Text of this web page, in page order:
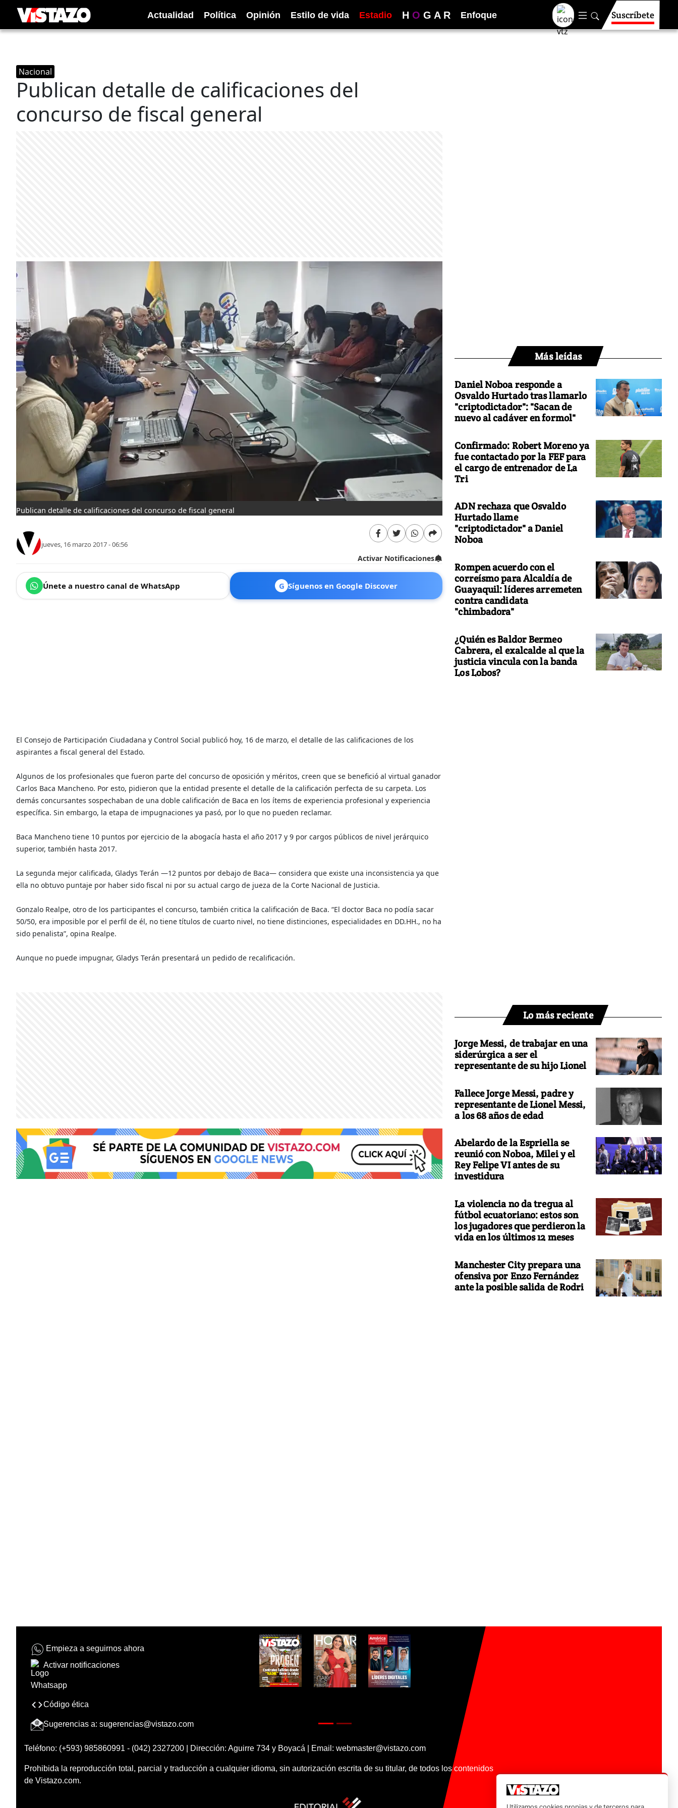
Actualidad Política Opinión Estilo de vida Estadio H O G A R Enfoque Suscríbete
Nacional
Publican detalle de calificaciones del
concurso de fiscal general
Publican detalle de calificaciones del concurso de fiscal general
jueves, 16 marzo 2017 - 06:56
Activar Notificaciones
Únete a nuestro canal de WhatsApp G Síguenos en Google Discover
El Consejo de Participación Ciudadana y Control Social publicó hoy, 16 de marzo, el detalle de las calificaciones de los
aspirantes a fiscal general del Estado.
Algunos de los profesionales que fueron parte del concurso de oposición y méritos, creen que se benefició al virtual ganador
Carlos Baca Mancheno. Por esto, pidieron que la entidad presente el detalle de la calificación perfecta de su carpeta. Los
demás concursantes sospechaban de una doble calificación de Baca en los ítems de experiencia profesional y experiencia
específica. Sin embargo, la etapa de impugnaciones ya pasó, por lo que no pueden reclamar.
Baca Mancheno tiene 10 puntos por ejercicio de la abogacía hasta el año 2017 y 9 por cargos públicos de nivel jerárquico
superior, también hasta 2017.
La segunda mejor calificada, Gladys Terán —12 puntos por debajo de Baca— considera que existe una inconsistencia ya que
ella no obtuvo puntaje por haber sido fiscal ni por su actual cargo de jueza de la Corte Nacional de Justicia.
Gonzalo Realpe, otro de los participantes el concurso, también critica la calificación de Baca. “El doctor Baca no podía sacar
50/50, era imposible por el perfil de él, no tiene títulos de cuarto nivel, no tiene distinciones, especialidades en DD.HH., no ha
sido penalista”, opina Realpe.
Aunque no puede impugnar, Gladys Terán presentará un pedido de recalificación.
Más leídas
Daniel Noboa responde a
Osvaldo Hurtado tras llamarlo
"criptodictador": "Sacan de
nuevo al cadáver en formol"
Confirmado: Robert Moreno ya
fue contactado por la FEF para
el cargo de entrenador de La
Tri
ADN rechaza que Osvaldo
Hurtado llame
"criptodictador" a Daniel
Noboa
Rompen acuerdo con el
correísmo para Alcaldía de
Guayaquil: líderes arremeten
contra candidata
"chimbadora"
¿Quién es Baldor Bermeo
Cabrera, el exalcalde al que la
justicia vincula con la banda
Los Lobos?
Lo más reciente
Jorge Messi, de trabajar en una
siderúrgica a ser el
representante de su hijo Lionel
Fallece Jorge Messi, padre y
representante de Lionel Messi,
a los 68 años de edad
Abelardo de la Espriella se
reunió con Noboa, Milei y el
Rey Felipe VI antes de su
investidura
La violencia no da tregua al
fútbol ecuatoriano: estos son
los jugadores que perdieron la
vida en los últimos 12 meses
Manchester City prepara una
ofensiva por Enzo Fernández
ante la posible salida de Rodri
Empieza a seguirnos ahora
Activar notificaciones
Código ética
Sugerencias a: sugerencias@vistazo.com
Teléfono: (+593) 985860991 - (042) 2327200 | Dirección: Aguirre 734 y Boyacá | Email: webmaster@vistazo.com
Prohibida la reproducción total, parcial y traducción a cualquier idioma, sin autorización escrita de su titular, de todos los contenidos
de Vistazo.com.